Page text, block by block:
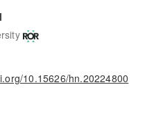
10.15626/hn.20224800